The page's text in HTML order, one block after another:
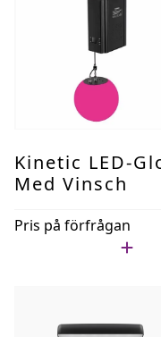
Kinetic LED-
Med Vinsch
Pris på förfrågan